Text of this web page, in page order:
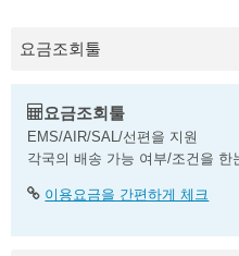
요금조회툴
요금조회툴
EMS/AIR/SAL/선편을 지원
각국의 배송 가능 여부/조건을 한
이용요금을 간편하게 체크